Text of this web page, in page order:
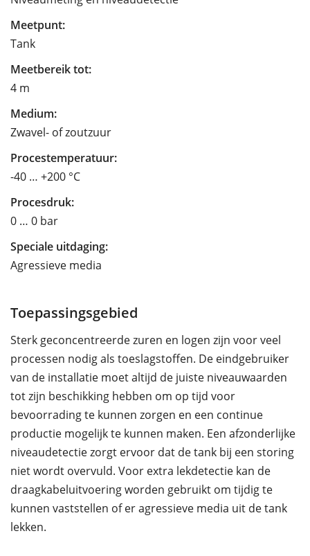
Meetpunt:
Tank
Meetbereik tot:
4 m
Medium:
Zwavel- of zoutzuur
Procestemperatuur:
-40 … +200 °C
Procesdruk:
0 … 0 bar
Speciale uitdaging:
Agressieve media
Toepassingsgebied
Sterk geconcentreerde zuren en logen zijn voor veel
processen nodig als toeslagstoffen. De eindgebruiker
van de installatie moet altijd de juiste niveauwaarden
tot zijn beschikking hebben om op tijd voor
bevoorrading te kunnen zorgen en een continue
productie mogelijk te kunnen maken. Een afzonderlijke
niveaudetectie zorgt ervoor dat de tank bij een storing
niet wordt overvuld. Voor extra lekdetectie kan de
draagkabeluitvoering worden gebruikt om tijdig te
kunnen vaststellen of er agressieve media uit de tank
lekken.